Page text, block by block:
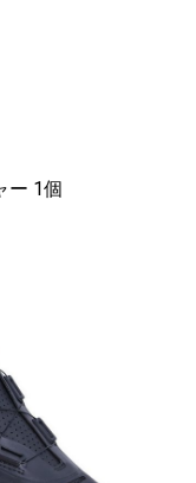
ー 1個